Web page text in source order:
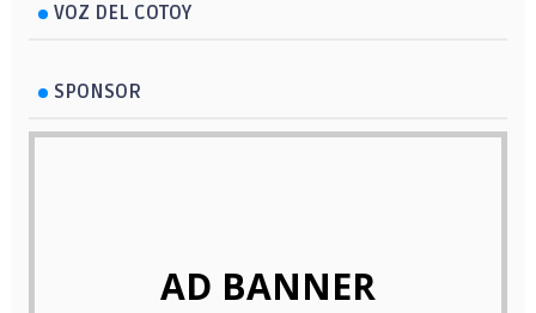
VOZ DEL COTOY
SPONSOR
AD BANNER